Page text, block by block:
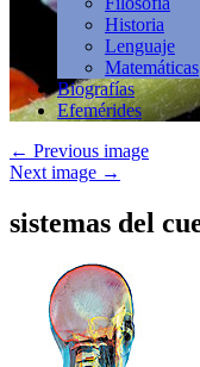
Historia
Lenguaje
Matemáticas
Biografías
Efemérides
← Previous image
Next image →
sistemas del